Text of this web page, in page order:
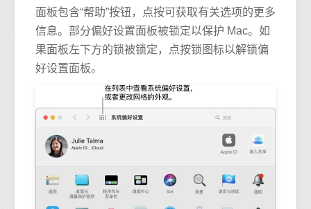
面板包含“帮助”按钮，点按可获取有关选项的更多
信息。部分偏好设置面板被锁定以保护 Mac。如
果面板左下方的锁被锁定，点按锁图标以解锁偏
好设置面板。